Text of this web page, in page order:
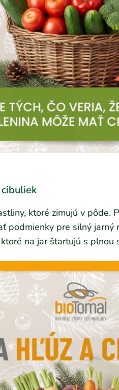
ktoré zimujú v pôde.
podmienky pre silný jarný
na jar štartujú s plnou